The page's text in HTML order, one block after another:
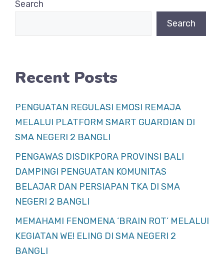
o
Search
Search
Recent Posts
PENGUATAN REGULASI EMOSI REMAJA
MELALUI PLATFORM SMART GUARDIAN DI
SMA NEGERI 2 BANGLI
PENGAWAS DISDIKPORA PROVINSI BALI
DAMPINGI PENGUATAN KOMUNITAS
BELAJAR DAN PERSIAPAN TKA DI SMA
NEGERI 2 BANGLI
MEMAHAMI FENOMENA ‘BRAIN ROT’ MELALUI
KEGIATAN WE! ELING DI SMA NEGERI 2
BANGLI